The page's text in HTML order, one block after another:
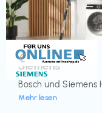
Küche & Haushalt
Siemens
Bosch und Siemens
Mehr lesen
€‎